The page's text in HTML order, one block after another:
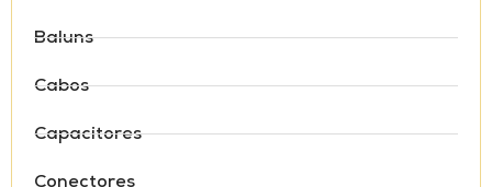
Baluns
Cabos
Capacitores
Conectores